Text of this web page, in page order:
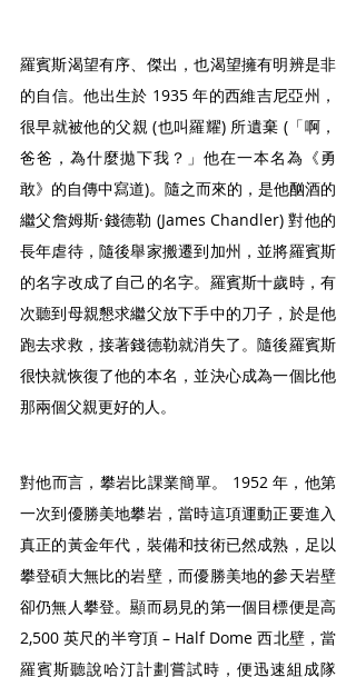
羅賓斯渴望有序、傑出，也渴望擁有明辨是非
的自信。他出生於 1935 年的西維吉尼亞州，
很早就被他的父親 (也叫羅耀) 所遺棄 (「啊，
爸爸，為什麼拋下我？」他在一本名為《勇
敢》的自傳中寫道)。隨之而來的，是他酗酒的
繼父詹姆斯·錢德勒 (James Chandler) 對他的
長年虐待，隨後舉家搬遷到加州，並將羅賓斯
的名字改成了自己的名字。羅賓斯十歲時，有
次聽到母親懇求繼父放下手中的刀子，於是他
跑去求救，接著錢德勒就消失了。隨後羅賓斯
很快就恢復了他的本名，並決心成為一個比他
那兩個父親更好的人。
對他而言，攀岩比課業簡單。 1952 年，他第
一次到優勝美地攀岩，當時這項運動正要進入
真正的黃金年代，裝備和技術已然成熟，足以
攀登碩大無比的岩壁，而優勝美地的參天岩壁
卻仍無人攀登。顯而易見的第一個目標便是高
2,500 英尺的半穹頂 – Half Dome 西北壁，當
羅賓斯聽說哈汀計劃嘗試時，便迅速組成隊